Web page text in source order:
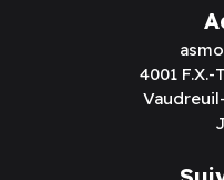
4001 F.X.-